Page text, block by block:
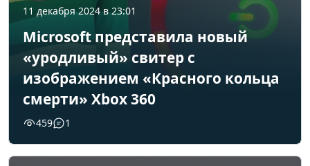
11 декабря 2024 в 23:01
Microsoft представила новый
«уродливый» свитер с
изображением «Красного кольца
смерти» Xbox 360
459 1